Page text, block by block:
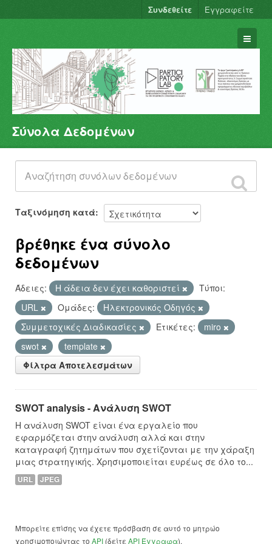
Συνδεθείτε Εγγραφείτε
Σύνολα Δεδομένων
Φορείς
Ομάδες
Σχετικά
Σύνολα Δεδομένων
Ταξινόμηση κατά
βρέθηκε ένα σύνολο
δεδομένων
Άδειες: Η άδεια δεν έχει καθοριστεί
Τύποι:
URL
Ομάδες:
Hλεκτρονικός Οδηγός
Συμμετοχικές Διαδικασίες
Ετικέτες:
miro
swot
template
Φίλτρα Αποτελεσμάτων
SWOT analysis - Ανάλυση SWOT
Η ανάλυση SWOT είναι ένα εργαλείο που
εφαρμόζεται στην ανάλυση αλλά και στην
καταγραφή ζητημάτων που σχετίζονται με την χάραξη
μιας στρατηγικής. Χρησιμοποιείται ευρέως σε όλο το...
URL JPEG
Μπορείτε επίσης να έχετε πρόσβαση σε αυτό το μητρώο
χρησιμοποιώντας το API (δείτε API Έγγραφα).